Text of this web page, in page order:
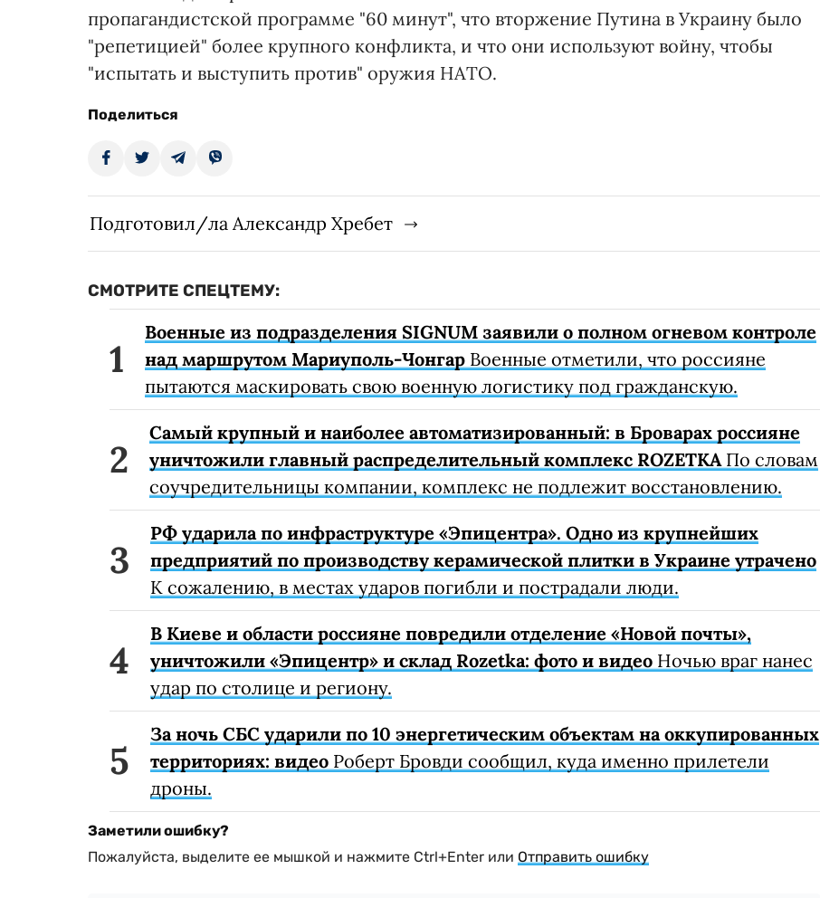
пропагандистской программе "60 минут", что вторжение Путина в Украину было
"репетицией" более крупного конфликта, и что они используют войну, чтобы
"испытать и выступить против" оружия НАТО.
Поделиться
Подготовил/ла Александр Хребет
СМОТРИТЕ СПЕЦТЕМУ:
Военные из подразделения SIGNUM заявили о полном огневом контроле
над маршрутом Мариуполь-Чонгар Военные отметили, что россияне
пытаются маскировать свою военную логистику под гражданскую.
Самый крупный и наиболее автоматизированный: в Броварах россияне
уничтожили главный распределительный комплекс ROZETKAПо словам
соучредительницы компании, комплекс не подлежит восстановлению.
РФ ударила по инфраструктуре «Эпицентра». Одно из крупнейших
предприятий по производству керамической плитки в Украине утрачено
К сожалению, в местах ударов погибли и пострадали люди.
В Киеве и области россияне повредили отделение «Новой почты»,
уничтожили «Эпицентр» и склад Rozetka: фото и видео Ночью враг нанес
удар по столице и региону.
За ночь СБС ударили по 10 энергетическим объектам на оккупированных
территориях: видео Роберт Бровди сообщил, куда именно прилетели
дроны.
Заметили ошибку?
Пожалуйста, выделите ее мышкой и нажмите Ctrl+Enter или Отправить ошибку